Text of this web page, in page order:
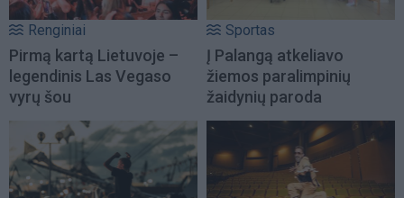
Renginiai
Pirmą kartą Lietuvoje –
legendinis Las Vegaso
vyrų šou
Sportas
Į Palangą atkeliavo
žiemos paralimpinių
žaidynių paroda